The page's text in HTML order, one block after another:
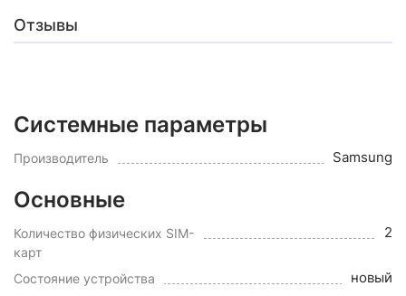
Отзывы
Системные параметры
Производитель Samsung
Основные
Количество физических SIM-
карт
2
Состояние устройства новый